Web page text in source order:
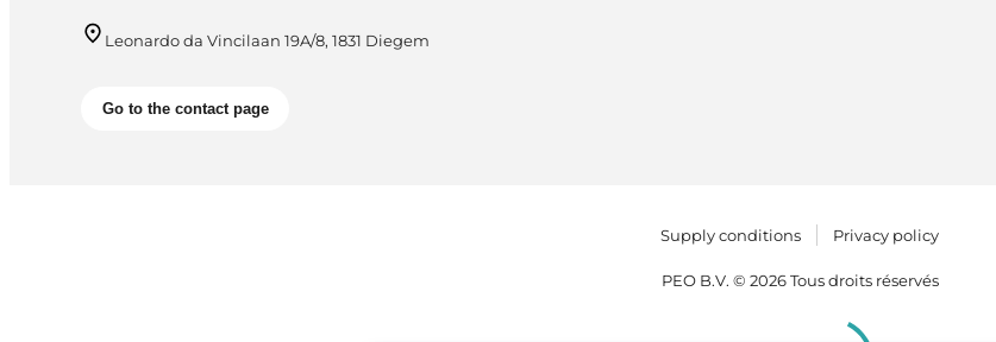
Leonardo da Vincilaan 19A/8, 1831 Diegem
Go to the contact page
Supply conditions Privacy policy
PEO B.V. © 2026 Tous droits réservés